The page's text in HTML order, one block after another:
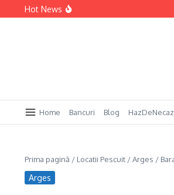
Sari la conținut
Hot News
Permis Pescuit Anglia
Home Bancuri Blog HazDeNecaz
Prima pagină / Locatii Pescuit /Arges /
Arges